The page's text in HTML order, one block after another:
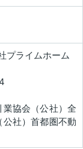
プライムホーム
業協会（公社）全
社）首都圏不動